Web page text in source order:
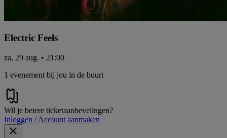
Electric Feels
za, 29 aug. • 21:00
1 evenement bij jou in de buurt
Wil je betere ticketaanbevelingen?
Inloggen / Account aanmaken